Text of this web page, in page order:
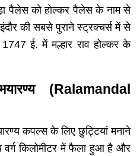
पैलेस को होल्कर पैलेस के नाम से
की सबसे पुराने स्‍ट्रक्चर्स में से
ई. में मल्हार राव होल्कर के
(Ralamandal
कपल्स के लिए छुट्टियां मनाने
किलोमीटर में फैला हुआ है और